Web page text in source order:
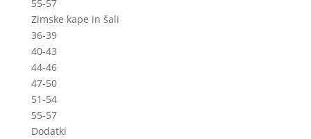
55-57
Zimske kape in šali
36-39
40-43
44-46
47-50
51-54
55-57
Dodatki